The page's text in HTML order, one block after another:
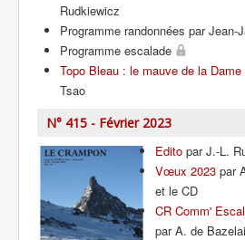
Rudkiewicz
Programme randonnées par Jean-
Programme escalade
Topo Bleau : le mauve de la Dame
Tsao
N° 415 - Février 2023
Edito par J.-L.
Vœux 2023 par
et le CD
CR Comm'
par A. de